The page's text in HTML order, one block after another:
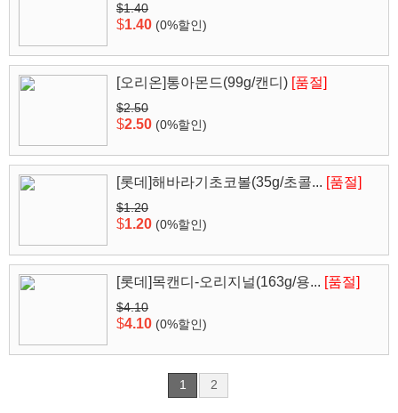
$1.40
$1.40 (0%할인)
[오리온]통아몬드(99g/캔디) [품절]
$2.50
$2.50 (0%할인)
[롯데]해바라기초코볼(35g/초콜... [품절]
$1.20
$1.20 (0%할인)
[롯데]목캔디-오리지널(163g/용... [품절]
$4.10
$4.10 (0%할인)
1 2